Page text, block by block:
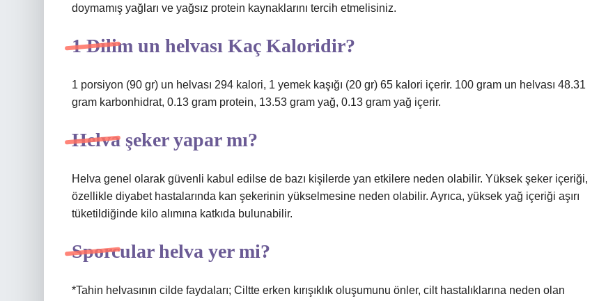
doymamış yağları ve yağsız protein kaynaklarını tercih etmelisiniz.
1 Dilim un helvası Kaç Kaloridir?
1 porsiyon (90 gr) un helvası 294 kalori, 1 yemek kaşığı (20 gr) 65 kalori içerir. 100 gram un helvası 48.31
gram karbonhidrat, 0.13 gram protein, 13.53 gram yağ, 0.13 gram yağ içerir.
Helva şeker yapar mı?
Helva genel olarak güvenli kabul edilse de bazı kişilerde yan etkilere neden olabilir. Yüksek şeker içeriği,
özellikle diyabet hastalarında kan şekerinin yükselmesine neden olabilir. Ayrıca, yüksek yağ içeriği aşırı
tüketildiğinde kilo alımına katkıda bulunabilir.
Sporcular helva yer mi?
*Tahin helvasının cilde faydaları; Ciltte erken kırışıklık oluşumunu önler, cilt hastalıklarına neden olan